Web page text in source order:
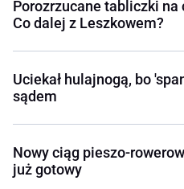
Porozrzucane tabliczki
Co dalej z Leszkowem?
Uciekał hulajnogą, bo
sądem
Nowy ciąg pieszo-
już gotowy